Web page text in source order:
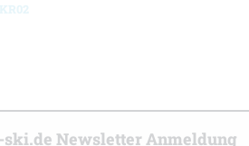
Newsletter Anmeldung